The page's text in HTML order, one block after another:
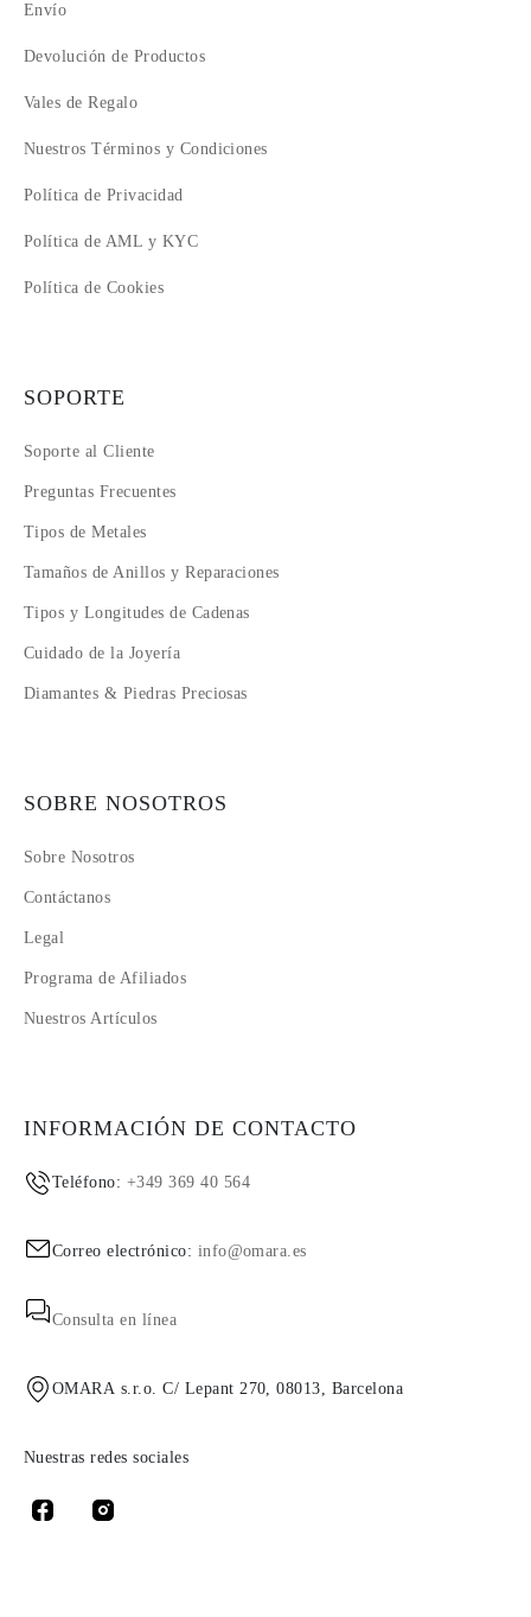
Envío
Devolución de Productos
Vales de Regalo
Nuestros Términos y Condiciones
Política de Privacidad
Política de AML y KYC
Política de Cookies
SOPORTE
Soporte al Cliente
Preguntas Frecuentes
Tipos de Metales
Tamaños de Anillos y Reparaciones
Tipos y Longitudes de Cadenas
Cuidado de la Joyería
Diamantes & Piedras Preciosas
SOBRE NOSOTROS
Sobre Nosotros
Contáctanos
Legal
Programa de Afiliados
Nuestros Artículos
INFORMACIÓN DE CONTACTO
Teléfono: +349 369 40 564
Correo electrónico: info@omara.es
Consulta en línea
OMARA s.r.o. C/ Lepant 270, 08013, Barcelona
Nuestras redes sociales